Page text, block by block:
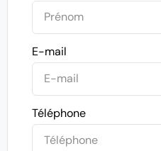
E-mail
Téléphone